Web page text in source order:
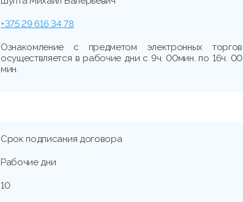
+375 29 616 34 78
Ознакомление с предметом электронных торгов
осуществляется в рабочие дни с 9ч. 00мин. по 16ч. 00
мин.
Срок подписания договора
Рабочие дни
10